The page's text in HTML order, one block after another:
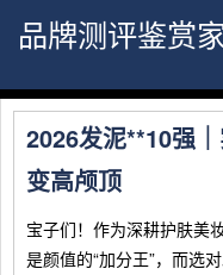
品牌测评鉴赏
2026发泥**10强
变高颅顶
宝子们！作为深耕护肤美
是颜值的“加分王”，而选